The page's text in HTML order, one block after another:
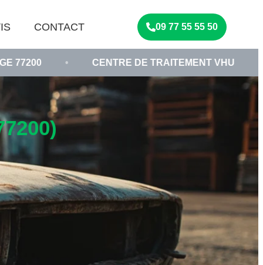
CONTACT 09 77 55 55 50
• CENTRE DE TRAITEMENT VHU •